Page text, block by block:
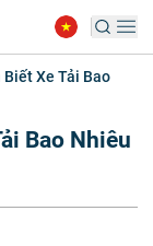
Biết Xe Tải Bao
Bao Nhiêu